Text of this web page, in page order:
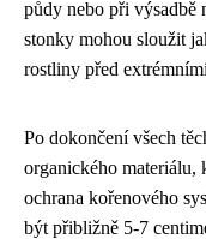
půdy nebo při výsadbě
stonky mohou sloužit
rostliny před
Po dokončení všech
organického materiálu,
ochrana kořenového
být přibližně 5-7